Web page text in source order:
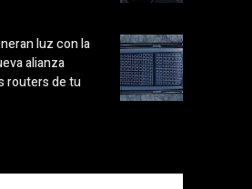
luz con la
alianza
routers de tu